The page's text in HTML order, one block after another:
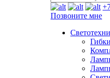
Позвоните мне